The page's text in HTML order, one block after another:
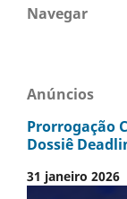
Navegar
Anúncios
Prorrogação
Dossiê
31 janeiro 2026